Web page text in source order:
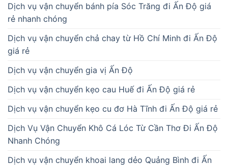
Dịch vụ vận chuyển bánh pía Sóc Trăng đi Ấn Độ giá
rẻ nhanh chóng
Dịch vụ vận chuyển chả chay từ Hồ Chí Minh đi Ấn Độ
giá rẻ
Dịch vụ vận chuyển gia vị Ấn Độ
Dịch vụ vận chuyển kẹo cau Huế đi Ấn Độ giá rẻ
Dịch vụ vận chuyển kẹo cu đơ Hà Tĩnh đi Ấn Độ giá rẻ
Dịch Vụ Vận Chuyển Khô Cá Lóc Từ Cần Thơ Đi Ấn Độ
Nhanh Chóng
Dịch vụ vận chuyển khoai lang dẻo Quảng Bình đi Ấn